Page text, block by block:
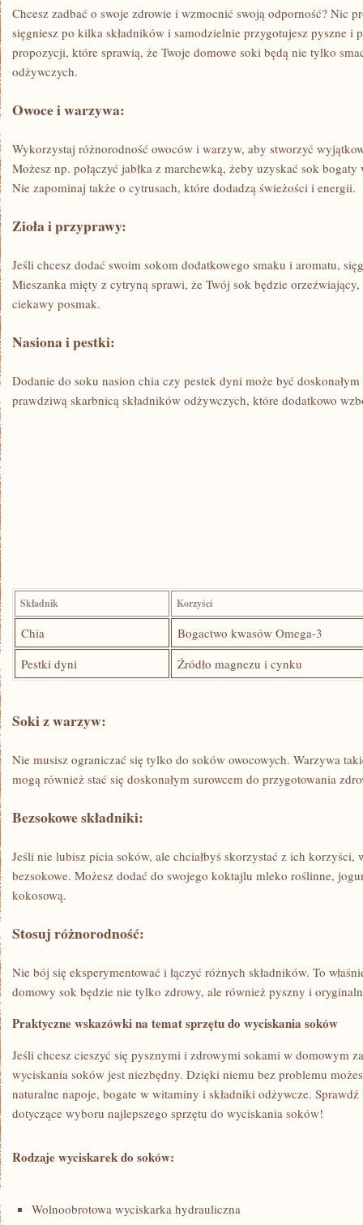
Chcesz zadbać o swoje zdrowie i wzmocnić swoją odporność? Nic
sięgniesz po kilka składników i samodzielnie przygotujesz​ pyszne i‌
propozycji, ‍które sprawią, że Twoje ‌domowe soki będą nie tylko
odżywczych.
Owoce i warzywa:
Wykorzystaj różnorodność owoców i warzyw, aby stworzyć
Możesz np. połączyć jabłka z marchewką, żeby uzyskać sok
Nie zapominaj także ⁢o cytrusach, które dodadzą świeżości i energii.
Zioła i⁢ przyprawy:
Jeśli chcesz dodać swoim sokom dodatkowego smaku i aromatu,
Mieszanka mięty z cytryną sprawi, że Twój sok będzie
ciekawy posmak.
Nasiona i ⁤pestki:
Dodanie ⁢do soku nasion chia⁣ czy pestek dyni ⁤może być ​doskonałym
prawdziwą ⁣skarbnicą składników odżywczych, które dodatkowo
Składnik Korzyści
Chia
Bogactwo kwasów Omega-3
Pestki​ dyni
Źródło magnezu i cynku
Soki z warzyw:
Nie musisz ograniczać się tylko do soków owocowych.⁣ Warzywa
mogą‌ również stać ⁤się‍ doskonałym surowcem do przygotowania
Bezsokowe składniki:
Jeśli nie lubisz ​picia soków, ale chciałbyś skorzystać z ich ​korzyści,
bezsokowe.‌ Możesz dodać do swojego koktajlu mleko roślinne,‍
kokosową.
Stosuj różnorodność:
Nie bój się eksperymentować i łączyć różnych składników.⁤ To
domowy sok będzie nie tylko zdrowy, ale również pyszny i⁣
Praktyczne wskazówki na temat sprzętu do wyciskania ⁤soków
Jeśli chcesz cieszyć się pysznymi⁢ i zdrowymi sokami w domowym⁣
wyciskania soków jest niezbędny. Dzięki ‌niemu bez problemu
naturalne ⁢napoje, bogate⁤ w witaminy⁢ i składniki odżywcze.
dotyczące wyboru najlepszego sprzętu do wyciskania ⁤soków!
Rodzaje wyciskarek do soków:
Wolnoobrotowa ⁣wyciskarka hydrauliczna